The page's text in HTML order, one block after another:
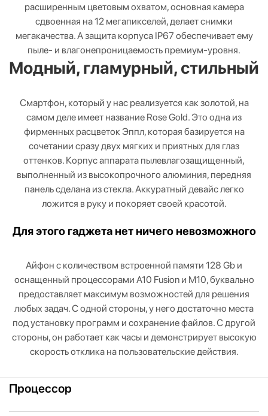
расширенным цветовым охватом, основная камера
сдвоенная на 12 мегапикселей, делает снимки
мегакачества. А защита корпуса IP67 обеспечивает ему
пыле- и влагонепроницаемость премиум-уровня.
Модный, гламурный, стильный
Смартфон, который у нас реализуется как золотой, на
самом деле имеет название Rose Gold. Это одна из
фирменных расцветок Эппл, которая базируется на
сочетании сразу двух мягких и приятных для глаз
оттенков. Корпус аппарата пылевлагозащищенный,
выполненный из высокопрочного алюминия, передняя
панель сделана из стекла. Аккуратный девайс легко
ложится в руку и покоряет своей красотой.
Для этого гаджета нет ничего невозможного
Айфон с количеством встроенной памяти 128 Gb и
оснащенный процессорами A10 Fusion и M10, буквально
предоставляет максимум возможностей для решения
любых задач. С одной стороны, у него достаточно места
под установку программ и сохранение файлов. С другой
стороны, он работает как часы и демонстрирует высокую
скорость отклика на пользовательские действия.
Процессор